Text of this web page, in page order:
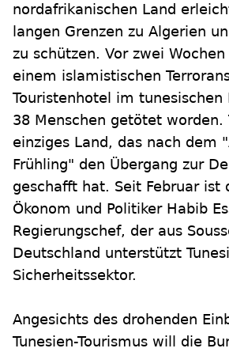
nordafrikanischen Land
langen Grenzen zu Algerien
zu schützen. Vor zwei
einem islamistischen
Touristenhotel im tunesischen
38 Menschen getötet worden.
einziges Land, das nach dem
Frühling" den Übergang zur
geschafft hat. Seit Februar ist
Ökonom und Politiker Habib
Regierungschef, der aus
Deutschland unterstützt
Sicherheitssektor.
Angesichts des drohenden
Tunesien-Tourismus will die